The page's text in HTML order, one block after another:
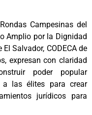
Campesinas del
Amplio por la Dignidad
Salvador, CODECA de
expresan con claridad
poder popular
las élites para crear
jurídicos para